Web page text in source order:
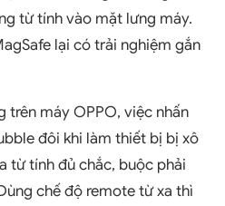
từ tính vào mặt lưng máy.
lại có trải nghiệm gắn
trên máy OPPO, việc nhấn
đôi khi làm thiết bị bị xô
từ tính đủ chắc, buộc phải
chế độ remote từ xa thì